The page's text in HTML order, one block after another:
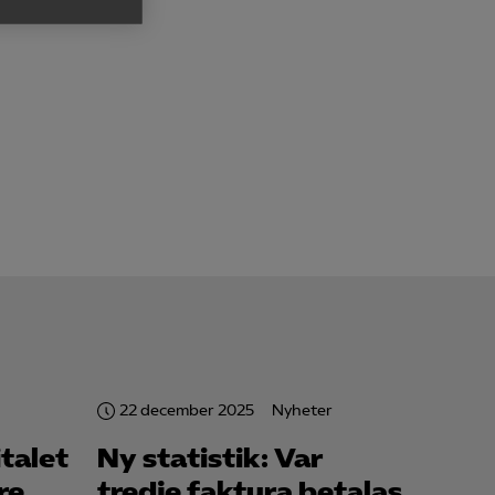
22 december 2025 Nyheter
Ny statistik: Var